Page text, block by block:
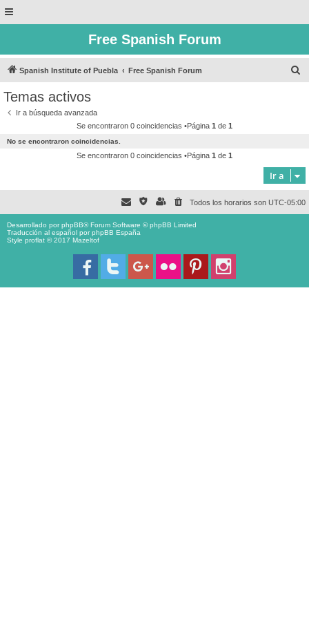
Free Spanish Forum
Spanish Institute of Puebla Free Spanish Forum
Temas activos
Ir a búsqueda avanzada
Se encontraron 0 coincidencias •Página 1 de 1
No se encontraron coincidencias.
Se encontraron 0 coincidencias •Página 1 de 1
Ir a
Todos los horarios son UTC-05:00
Desarrollado porphpBB® Forum Software © phpBB Limited
Traducción al español porphpBB España
Style proflat © 2017 Mazeltof